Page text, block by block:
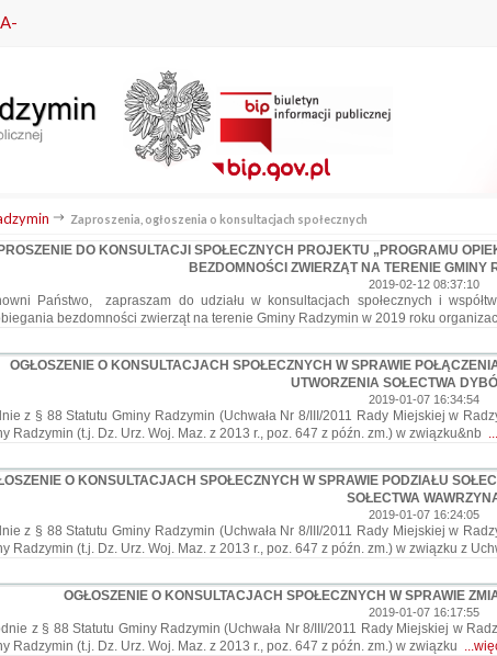
A-
Zaproszenia, ogłoszenia o konsultacjach społecznych
DO KONSULTACJI SPOŁECZNYCH PROJEKTU „PROGRAMU
BEZDOMNOŚCI ZWIERZĄT NA TERENIE GMINY
2019-02-12 08:37:10
Państwo, zapraszam do udziału w konsultacjach społecznych i
bezdomności zwierząt na terenie Gminy Radzymin w 2019 roku
OGŁOSZENIE O KONSULTACJACH SPOŁECZNYCH W SPRAWIE
UTWORZENIA SOŁECTWA
2019-01-07 16:34:54
z § 88 Statutu Gminy Radzymin (Uchwała Nr 8/III/2011 Rady Miejskiej w
Radzymin (t.j. Dz. Urz. Woj. Maz. z 2013 r., poz. 647 z późn. zm.) w związku&nb
O KONSULTACJACH SPOŁECZNYCH W SPRAWIE PODZIAŁU
SOŁECTWA
2019-01-07 16:24:05
z § 88 Statutu Gminy Radzymin (Uchwała Nr 8/III/2011 Rady Miejskiej w
Radzymin (t.j. Dz. Urz. Woj. Maz. z 2013 r., poz. 647 z późn. zm.) w związku z
OGŁOSZENIE O KONSULTACJACH SPOŁECZNYCH W SPRAWIE
2019-01-07 16:17:55
z § 88 Statutu Gminy Radzymin (Uchwała Nr 8/III/2011 Rady Miejskiej w
Radzymin (t.j. Dz. Urz. Woj. Maz. z 2013 r., poz. 647 z późn. zm.) w związku